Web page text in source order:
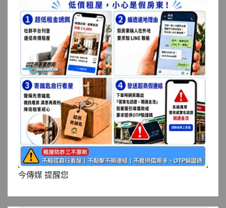
今傳媒 提醒您